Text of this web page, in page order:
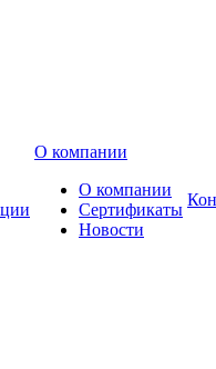
О компании
О компании
Сертификаты
Новости